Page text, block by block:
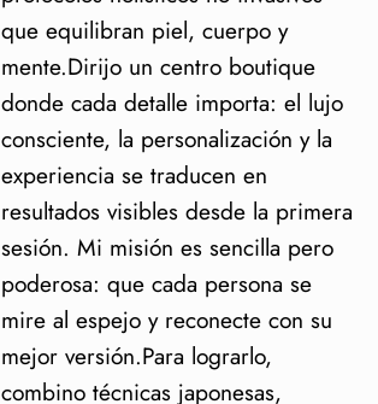
que equilibran piel, cuerpo y
mente.Dirijo un centro boutique
donde cada detalle importa: el lujo
consciente, la personalización y la
experiencia se traducen en
resultados visibles desde la primera
sesión. Mi misión es sencilla pero
poderosa: que cada persona se
mire al espejo y reconecte con su
mejor versión.Para lograrlo,
combino técnicas japonesas,